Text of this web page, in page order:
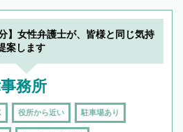
】女性弁護士が、皆様と同じ気持
案します
務所
役所から近い 駐車場あり